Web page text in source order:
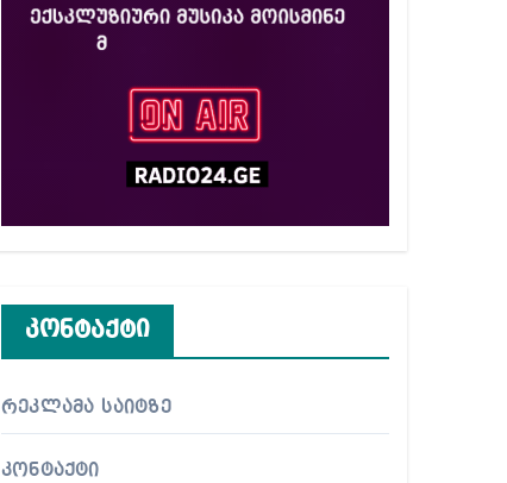
კონტაქტი
რეკლამა საიტზე
კონტაქტი